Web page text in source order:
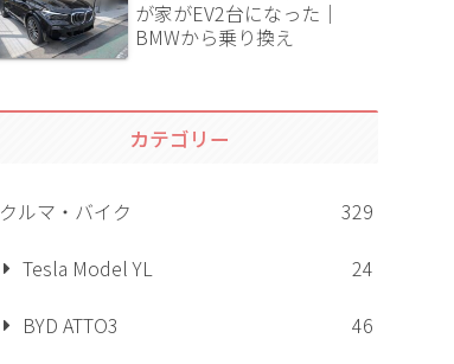
が家がEV2台になった｜
BMWから乗り換え
カテゴリー
クルマ・バイク
329
Tesla Model YL
24
BYD ATTO3
46